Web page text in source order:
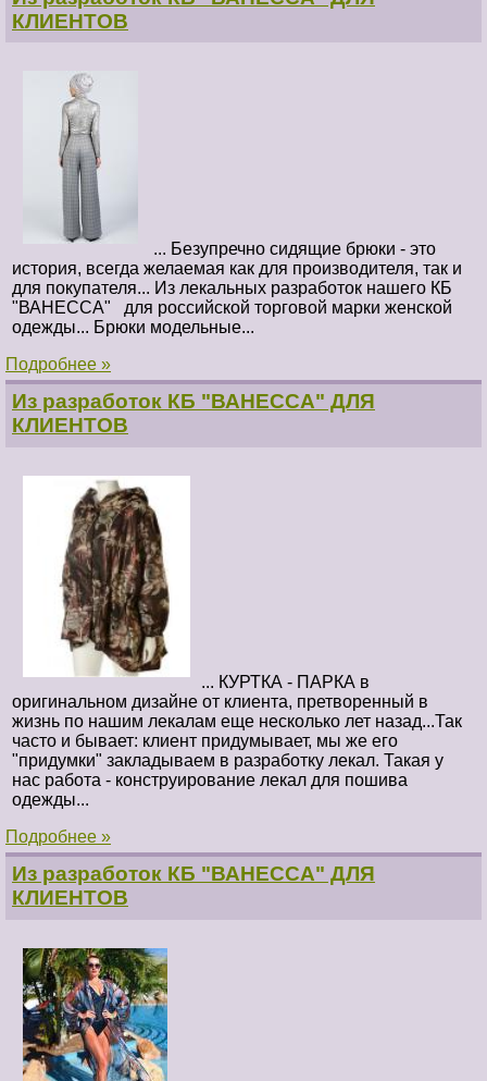
КЛИЕНТОВ
... Безупречно сидящие брюки - это
история, всегда желаемая как для производителя, так и
для покупателя... Из лекальных разработок нашего КБ
"ВАНЕССА"
для российской торговой марки женской
одежды... Брюки модельные...
Подробнее »
Из разработок КБ "ВАНЕССА" ДЛЯ
КЛИЕНТОВ
... КУРТКА - ПАРКА в
оригинальном дизайне от клиента, претворенный в
жизнь по нашим лекалам еще несколько лет назад...Так
часто и бывает: клиент придумывает, мы же его
"придумки" закладываем в разработку лекал. Такая у
нас работа - конструирование лекал для пошива
одежды...
Подробнее »
Из разработок КБ "ВАНЕССА" ДЛЯ
КЛИЕНТОВ